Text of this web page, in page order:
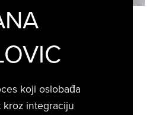
koji oslobađa
integraciju